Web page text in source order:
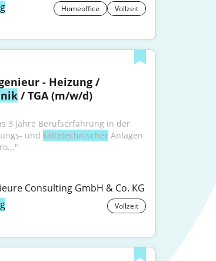
Homeoffice Vollzeit
Projektingenieur - Heizung /
/ TGA (m/w/d)
3 Jahre Berufserfahrung in der
und kältetechnischer Anlagen
Consulting GmbH & Co. KG
Vollzeit